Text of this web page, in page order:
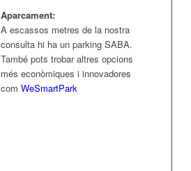
Aparcament:
A escassos metres de la nostra
consulta hi ha un parking SABA.
També pots trobar altres opcions
més econòmiques i innovadores
com WeSmartPark